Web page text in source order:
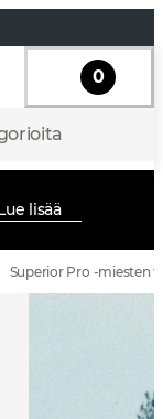
0
lisää
Superior Pro -miesten